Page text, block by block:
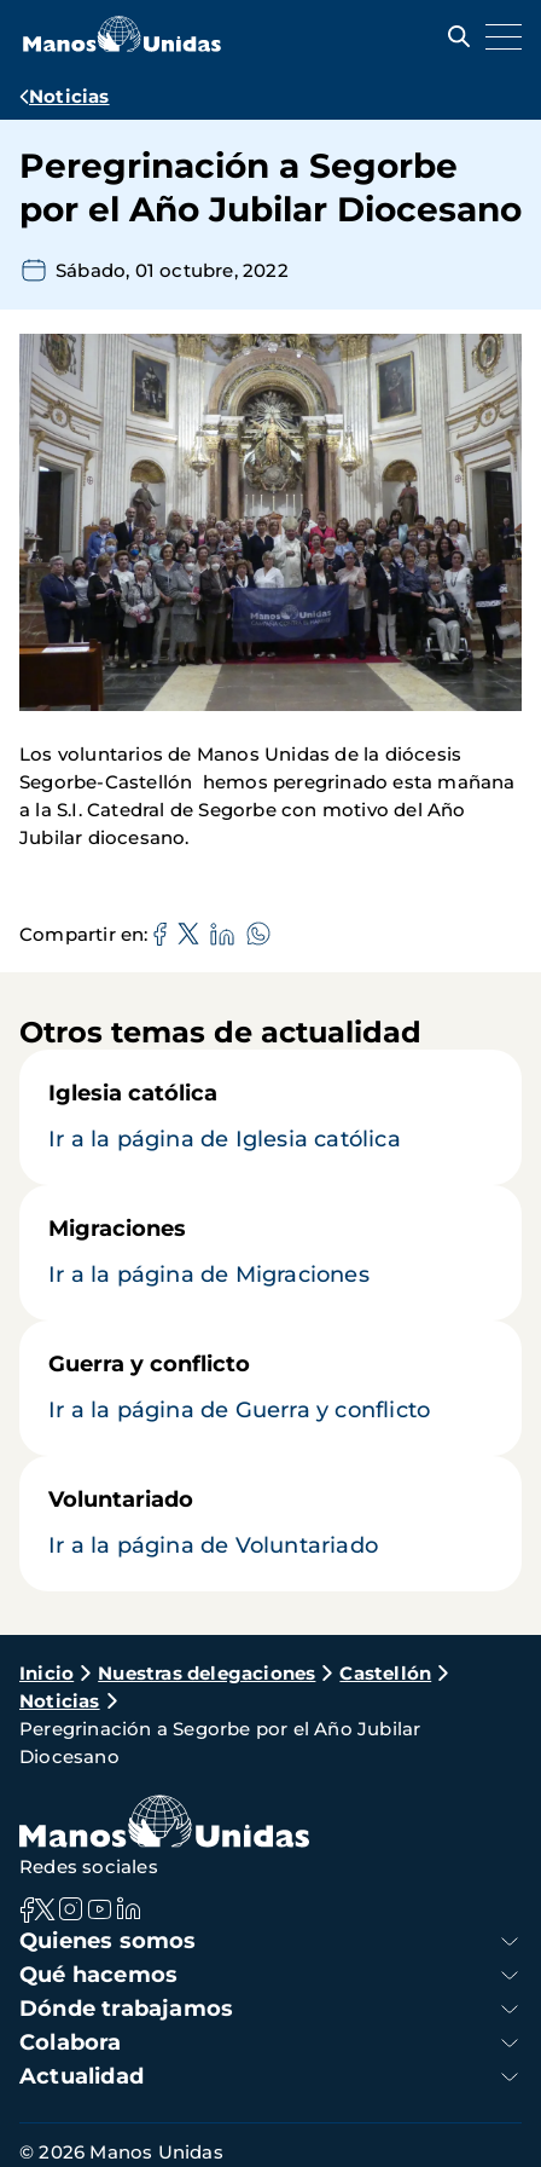
contenido
Ruta
navegación
Noticias
Peregrinación a Segorbe
por el Año Jubilar Diocesano
Sábado, 01 octubre, 2022
Los voluntarios de Manos Unidas de la diócesis
Segorbe-Castellón hemos peregrinado esta mañana
a la S.I. Catedral de Segorbe con motivo del Año
Jubilar diocesano.
Compartir en
Otros temas de actualidad
Iglesia católica
Ir a la página de Iglesia católica
Migraciones
Ir a la página de Migraciones
Guerra y conflicto
Ir a la página de Guerra y conflicto
Voluntariado
Ir a la página de Voluntariado
Ruta
de
navegación
Inicio Nuestras delegaciones
Castellón
Noticias
Peregrinación a Segorbe por el Año Jubilar
Diocesano
Navegación
principal
Quienes somos
Qué hacemos
Dónde trabajamos
Colabora
Actualidad
Redes sociales
Información
© 2026 Manos Unidas